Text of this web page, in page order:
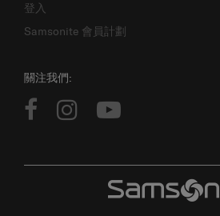
登入
Samsonite 會員計劃
關注我們: